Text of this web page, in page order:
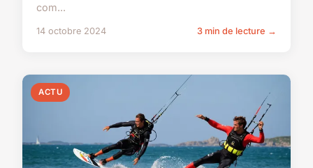
com...
14 octobre 2024 3 min de lecture →
ACTU